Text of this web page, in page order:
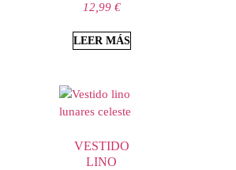
12,99 €
LEER MÁS
VESTIDO
LINO